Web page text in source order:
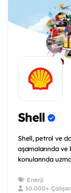
Shell
Shell, petrol ve
aşamalarında
konularında
Enerji
10.000+